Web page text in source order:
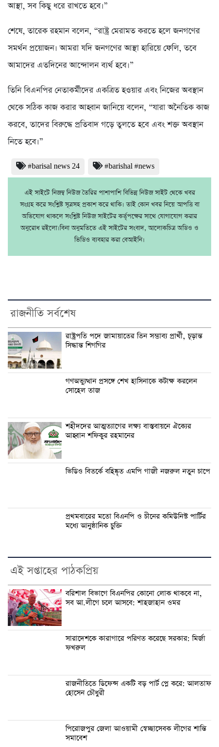
আস্থা, সব কিছু ধরে রাখতে হবে।”
শেষে, তারেক রহমান বলেন, “রাষ্ট্র মেরামত করতে হলে জনগণের
সমর্থন প্রয়োজন। আমরা যদি জনগণের আস্থা হারিয়ে ফেলি, তবে
আমাদের এতদিনের আন্দোলন ব্যর্থ হবে।”
তিনি বিএনপির নেতাকর্মীদের একত্রিত হওয়ার এবং নিজের অবস্থান
থেকে সঠিক কাজ করার আহ্বান জানিয়ে বলেন, “যারা অনৈতিক কাজ
করবে, তাদের বিরুদ্ধে প্রতিবাদ গড়ে তুলতে হবে এবং শক্ত অবস্থান
নিতে হবে।”
#barisal news 24 #barishal #news
এই সাইটে নিজম্ব নিউজ তৈরির পাশাপাশি বিভিন্ন নিউজ সাইট থেকে খবর
সংগ্রহ করে সংশ্লিষ্ট সূত্রসহ প্রকাশ করে থাকি। তাই কোন খবর নিয়ে আপত্তি বা
অভিযোগ থাকলে সংশ্লিষ্ট নিউজ সাইটের কর্তৃপক্ষের সাথে যোগাযোগ করার
অনুরোধ রইলো।বিনা অনুমতিতে এই সাইটের সংবাদ, আলোকচিত্র অডিও ও
ভিডিও ব্যবহার করা বেআইনি।
রাজনীতি সর্বশেষ
রাষ্ট্রপতি পদে জামায়াতের তিন সম্ভাব্য প্রার্থী, চূড়ান্ত
সিদ্ধান্ত শিগগির
গণঅভ্যুত্থান প্রসঙ্গে শেখ হাসিনাকে কটাক্ষ করলেন
সোহেল তাজ
শহীদদের আত্মত্যাগের লক্ষ্য বাস্তবায়নে ঐক্যের
আহ্বান শফিকুর রহমানের
ভিডিও বিতর্কে বহিষ্কৃত এমপি গাজী নজরুল নতুন চাপে
প্রথমবারের মতো বিএনপি ও চীনের কমিউনিস্ট পার্টির
মধ্যে আনুষ্ঠানিক চুক্তি
এই সপ্তাহের পাঠকপ্রিয়
বরিশাল বিভাগে বিএনপির কোনো লোক থাকবে না,
সব আ.লীগে চলে আসবে: শাহজাহান ওমর
সারাদেশকে কারাগারে পরিণত করেছে সরকার: মির্জা
ফখরুল
রাজনীতিতে ডিফেন্স একটি বড় পার্ট প্লে করে: আলতাফ
হোসেন চৌধুরী
পিরোজপুর জেলা আওয়ামী স্বেচ্ছাসেবক লীগের শান্তি
সমাবেশ